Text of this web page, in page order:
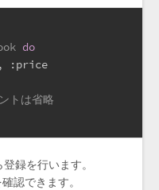
do
, :price
トは省略
録を行います。
認できます。